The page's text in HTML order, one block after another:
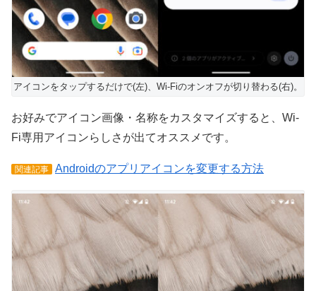
アイコンをタップするだけで(左)、Wi-Fiのオンオフが切り替わる(右)。
お好みでアイコン画像・名称をカスタマイズすると、Wi-
Fi専用アイコンらしさが出てオススメです。
関連記事 Androidのアプリアイコンを変更する方法